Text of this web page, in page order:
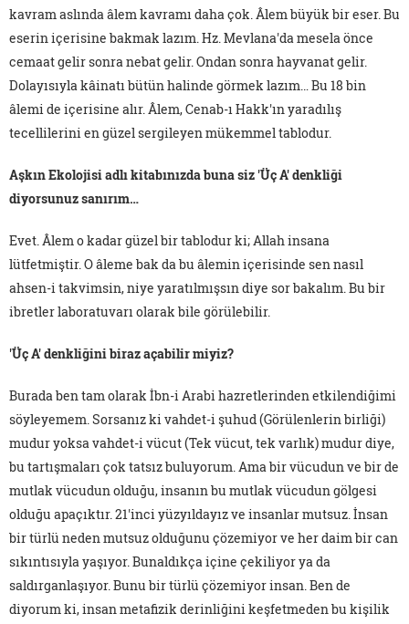
kavram aslında âlem kavramı daha çok. Âlem büyük bir eser. Bu
eserin içerisine bakmak lazım. Hz. Mevlana'da mesela önce
cemaat gelir sonra nebat gelir. Ondan sonra hayvanat gelir.
Dolayısıyla kâinatı bütün halinde görmek lazım… Bu 18 bin
âlemi de içerisine alır. Âlem, Cenab-ı Hakk'ın yaradılış
tecellilerini en güzel sergileyen mükemmel tablodur.
Aşkın Ekolojisi adlı kitabınızda buna siz 'Üç A' denkliği
diyorsunuz sanırım…
Evet. Âlem o kadar güzel bir tablodur ki; Allah insana
lütfetmiştir. O âleme bak da bu âlemin içerisinde sen nasıl
ahsen-i takvimsin, niye yaratılmışsın diye sor bakalım. Bu bir
ibretler laboratuvarı olarak bile görülebilir.
'Üç A' denkliğini biraz açabilir miyiz?
Burada ben tam olarak İbn-i Arabi hazretlerinden etkilendiğimi
söyleyemem. Sorsanız ki vahdet-i şuhud (Görülenlerin birliği)
mudur yoksa vahdet-i vücut (Tek vücut, tek varlık) mudur diye,
bu tartışmaları çok tatsız buluyorum. Ama bir vücudun ve bir de
mutlak vücudun olduğu, insanın bu mutlak vücudun gölgesi
olduğu apaçıktır. 21'inci yüzyıldayız ve insanlar mutsuz. İnsan
bir türlü neden mutsuz olduğunu çözemiyor ve her daim bir can
sıkıntısıyla yaşıyor. Bunaldıkça içine çekiliyor ya da
saldırganlaşıyor. Bunu bir türlü çözemiyor insan. Ben de
diyorum ki, insan metafizik derinliğini keşfetmeden bu kişilik